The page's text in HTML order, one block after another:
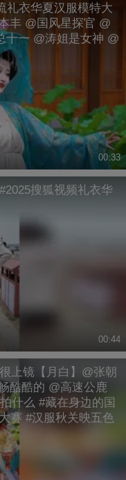
礼衣华夏汉服模特大
丰 @国风星探官 @
十一 @涛姐是女神 @
00:33
搜狐视频礼衣华
00:44
上镜【月白】@张朝
酷酷的 @高速公鹿
什么 #藏在身边的国
赛 #汉服秋关映五色